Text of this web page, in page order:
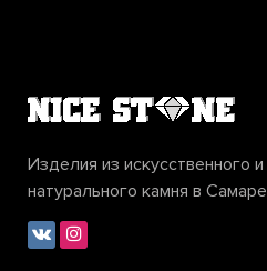
Изделия из искусственного и
натурального камня в Самаре